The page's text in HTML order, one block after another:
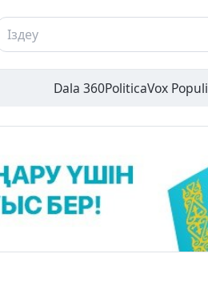
Dala 360PoliticaVox Populi